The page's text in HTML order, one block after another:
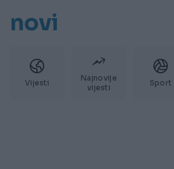
novi
Vijesti
Najnovije
vijesti
Sport